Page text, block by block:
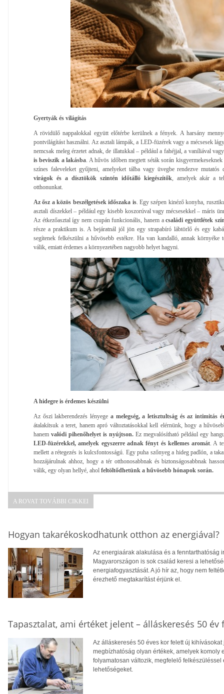
Gyertyák és világítás
A rövidülő nappalokkal együtt előtérbe kerülnek a fények. A harsány
pontvilágítást használni. Az asztali lámpák, a LED-füzérek vagy a mécsesek
nemcsak meleg érzetet adnak, de illatukkal – például a fahéjjal, a vaníliával
is beviszik a lakásba . A hűvös időben megtett séták során
színes faleveleket gyűjteni, amelyeket tálba vagy üvegbe rendezve
virágok és a dísztökök szintén időtálló kiegészítők , amelyek akár a
otthonunkat.
Az ősz a közös beszélgetések időszaka is. Egy szépen kinéző konyha,
asztali díszekkel – például egy kisebb koszorúval vagy mécsesekkel – máris
Az étkezőasztal így nem csupán funkcionális, hanem acsaládi együttlétek
része a praktikum is. A bejáratnál jól jön egy strapabíró lábtörlő és egy
segítenek felkészülni a hűvösebb estékre. Ha van kandalló, annak környéke
válik, emiatt érdemes a környezetében nagyobb helyet hagyni.
A hidegre is érdemes készülni
Az őszi lakberendezés lényege a melegség, a letisztultság és az intimitás
átalakítsuk a teret, hanem apró változtatásokkal kell elérnünk, hogy a
hanem valódi pihenőhelyet is nyújtson. Ez megvalósítható például egy
LED-füzérekkel, amelyek egyszerre adnak fényt és kellemes aromát . A
mellett a rétegezés is kulcsfontosságú. Egy puha szőnyeg a hideg padlón, a
hozzájárulnak ahhoz, hogy a tér otthonosabbnak és biztonságosabbnak
válik, egy olyan hellyé, ahol feltöltődhetünk a hűvösebb hónapok során.
A ROVAT TOVÁBBI CIKKEI
Hogyan takarékoskodhatunk otthon az energiával?
Az energiaárak alakulása és a fenntarthatóság
Magyarországon is sok család keresi a
energiafogyasztását. A jó hír az, hogy nem
érezhető megtakarítást érjünk el.
Tapasztalat, ami értéket jelent – álláskeresés 50 év
Az álláskeresés 50 éves kor felett új
megbízhatóság olyan értékek, amelyek komoly
folyamatosan változik, megfelelő
lehetőségeket.